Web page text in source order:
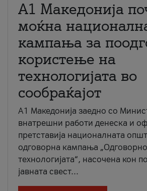
A1 Македонија
моќна
кампања за
користење на
технологијата во
сообраќајот
A1 Македонија заедно со
внатрешни работи денеска и
претставија националната
одговорна кампања
технологијата“, насочена кон
јавната свест...